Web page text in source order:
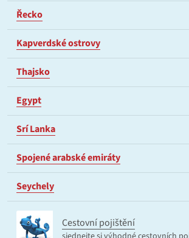
Řecko
Kapverdské ostrovy
Thajsko
Egypt
Srí Lanka
Spojené arabské emiráty
Seychely
Cestovní pojištění